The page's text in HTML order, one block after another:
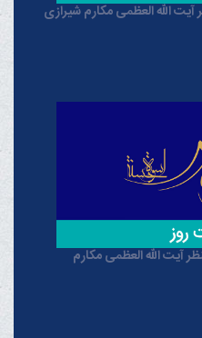
الله العظمی مکارم شیرازی
آیت الله العظمی مکارم